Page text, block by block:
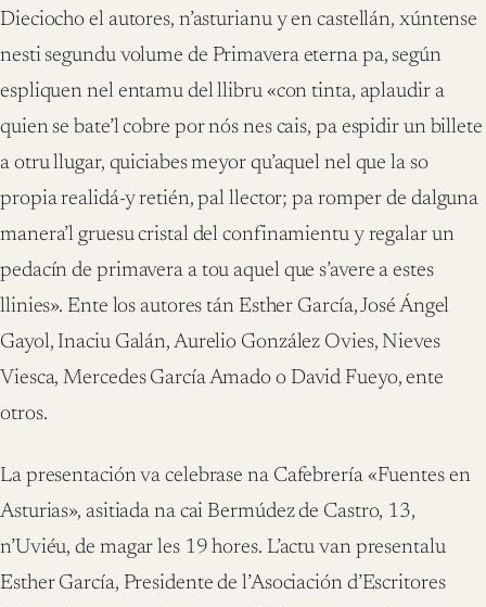
Dieciocho el autores, n’asturianu y en castellán, xúntense
nesti segundu volume de Primavera eterna pa, según
espliquen nel entamu del llibru «con tinta, aplaudir a
quien se bate’l cobre por nós nes cais, pa espidir un billete
a otru llugar, quiciabes meyor qu’aquel nel que la so
propia realidá-y retién, pal llector; pa romper de dalguna
manera’l gruesu cristal del confinamientu y regalar un
pedacín de primavera a tou aquel que s’avere a estes
llinies». Ente los autores tán Esther García, José Ángel
Gayol, Inaciu Galán, Aurelio González Ovies, Nieves
Viesca, Mercedes García Amado o David Fueyo, ente
otros.
La presentación va celebrase na Cafebrería «Fuentes en
Asturias», asitiada na cai Bermúdez de Castro, 13,
n’Uviéu, de magar les 19 hores. L’actu van presentalu
Esther García, Presidente de l’Asociación d’Escritores